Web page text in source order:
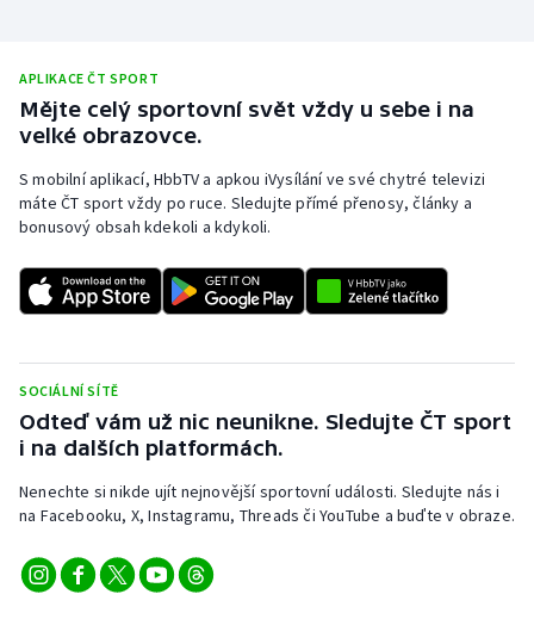
Ragby
Rychlobruslení
Rychlostní kanoistika
Sportovní střelba
Stolní tenis
Triatlon
Veslování
Volejbal
APLIKACE ČT SPORT
Mějte celý sportovní svět vždy u sebe i na
velké obrazovce.
S mobilní aplikací, HbbTV a apkou iVysílání ve své chytré televizi
máte ČT sport vždy po ruce. Sledujte přímé přenosy, články a
bonusový obsah kdekoli a kdykoli.
SOCIÁLNÍ SÍTĚ
Odteď vám už nic neunikne. Sledujte ČT sport
i na dalších platformách.
Nenechte si nikde ujít nejnovější sportovní události. Sledujte nás i
na Facebooku, X, Instagramu, Threads či YouTube a buďte v obraze.